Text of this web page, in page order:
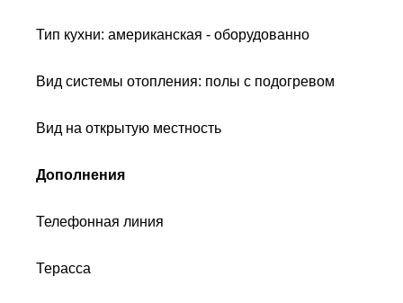
Тип кухни: американская - оборудованно
Вид системы отопления: полы с подогревом
Вид на открытую местность
Дополнения
Телефонная линия
Терасса